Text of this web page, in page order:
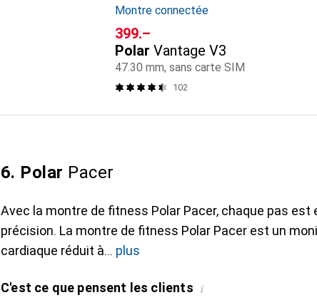
Montre connectée
CHF
399.–
Polar Vantage V3
47.30 mm, sans carte SIM
102
6. Polar Pacer
Avec la montre de fitness Polar Pacer, chaque pas est
précision. La montre de fitness Polar Pacer est un
cardiaque réduit à
plus
C'est ce que pensent les clients i